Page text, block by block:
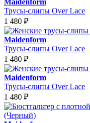
Трусы-слипы Over Lace
1 480 ₽
Maidenform
Трусы-слипы Over Lace
1 480 ₽
Maidenform
Трусы-слипы Over Lace
1 480 ₽